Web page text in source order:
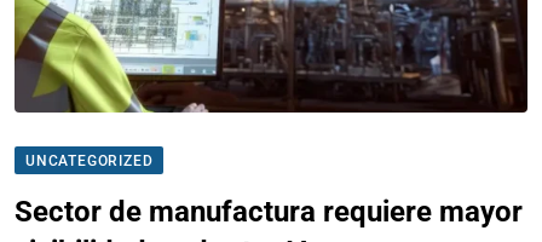
UNCATEGORIZED
Sector de manufactura requiere mayor